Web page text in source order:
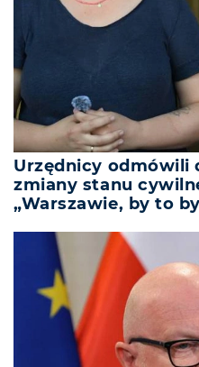
Urzędnicy odmówili
zmiany stanu
„Warszawie, by to